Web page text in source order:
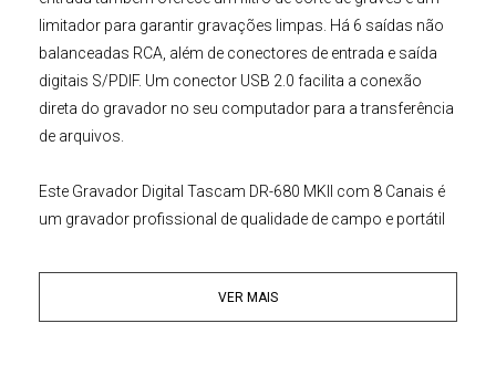
limitador para garantir gravações limpas. Há 6 saídas não
balanceadas RCA , além de conectores de entrada e saída
digitais S/PDIF. Um conector USB 2.0 facilita a conexão
direta do gravador no seu computador para a transferência
de arquivos.
Este Gravador Digital Tascam DR-680 MKII com 8 Canais é
um gravador profissional de qualidade de campo e portátil
músicos,cineastas,jornalistas, e muito mais. ODR-680
permite a gravação de até8faixas para os amplamente
VER MAIS